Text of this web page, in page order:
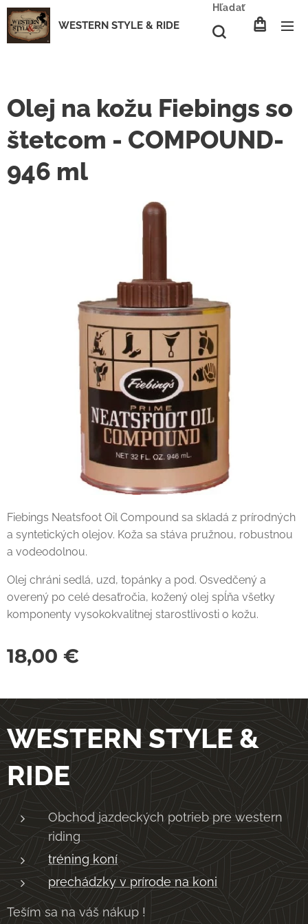
WESTERN STYLE & RIDE
Hľadať
Olej na kožu Fiebings so
štetcom - COMPOUND-
946 ml
Fiebings Neatsfoot Oil Compound sa skladá z prírodných
a syntetických olejov. Koža sa stáva pružnou, robustnou
a vodeodolnou.
Olej chráni sedlá, uzd, topánky a pod. Osvedčený a
overený po celé desaťročia, kožený olej spĺňa všetky
komponenty vysokokvalitnej starostlivosti o kožu.
18,00 €
WESTERN STYLE &
RIDE
Obchod jazdeckých potrieb pre western
riding
tréning koní
prechádzky v prírode na koni
Teším sa na váš nákup !